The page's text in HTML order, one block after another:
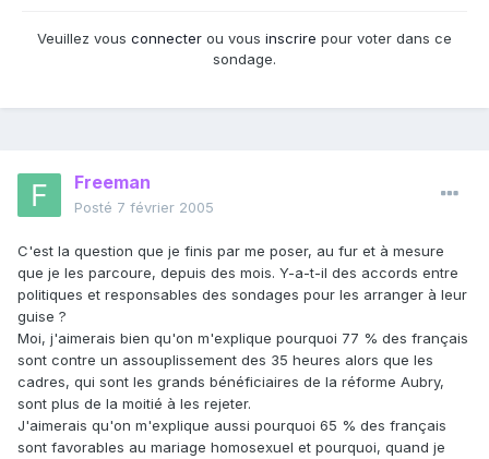
Veuillez vous connecter ou vous inscrire pour voter dans ce
sondage.
Freeman
Posté 7 février 2005
C'est la question que je finis par me poser, au fur et à mesure
que je les parcoure, depuis des mois. Y-a-t-il des accords entre
politiques et responsables des sondages pour les arranger à leur
guise ?
Moi, j'aimerais bien qu'on m'explique pourquoi 77 % des français
sont contre un assouplissement des 35 heures alors que les
cadres, qui sont les grands bénéficiaires de la réforme Aubry,
sont plus de la moitié à les rejeter.
J'aimerais qu'on m'explique aussi pourquoi 65 % des français
sont favorables au mariage homosexuel et pourquoi, quand je